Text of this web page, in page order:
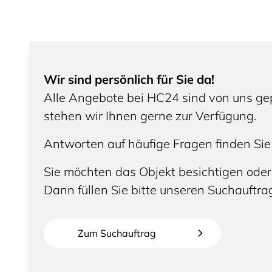
Wir sind persönlich für Sie da!
Alle Angebote bei HC24 sind von uns
stehen wir Ihnen gerne zur Verfügung.
Antworten auf häufige Fragen finden
Sie möchten das Objekt besichtigen
Dann füllen Sie bitte unseren
Zum Suchauftrag